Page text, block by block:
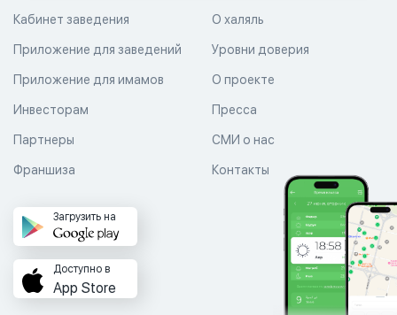
О халяль
Уровни доверия
Кабинет заведения
Приложение для заведений
Приложение для имамов О проекте
Пресса
СМИ о нас
Контакты
Инвесторам
Партнеры
Франшиза
Загрузить на
Доступно в
App Store